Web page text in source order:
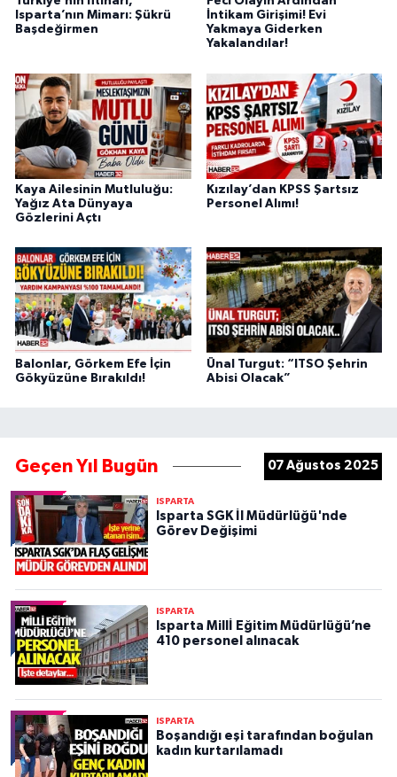
Isparta’nın Mimarı: Şükrü
Başdeğirmen
İntikam Girişimi! Evi
Yakmaya Giderken
Yakalandılar!
Kaya Ailesinin Mutluluğu:
Yağız Ata Dünyaya
Gözlerini Açtı
Kızılay’dan KPSS Şartsız
Personel Alımı!
Balonlar, Görkem Efe İçin
Gökyüzüne Bırakıldı!
Ünal Turgut: “ITSO Şehrin
Abisi Olacak”
Geçen Yıl Bugün 07 Ağustos 2025
ISPARTA
Isparta SGK İl Müdürlüğü'nde
Görev Değişimi
ISPARTA
Isparta Millİ Eğitim Müdürlüğü’ne
410 personel alınacak
ISPARTA
Boşandığı eşi tarafından boğulan
kadın kurtarılamadı